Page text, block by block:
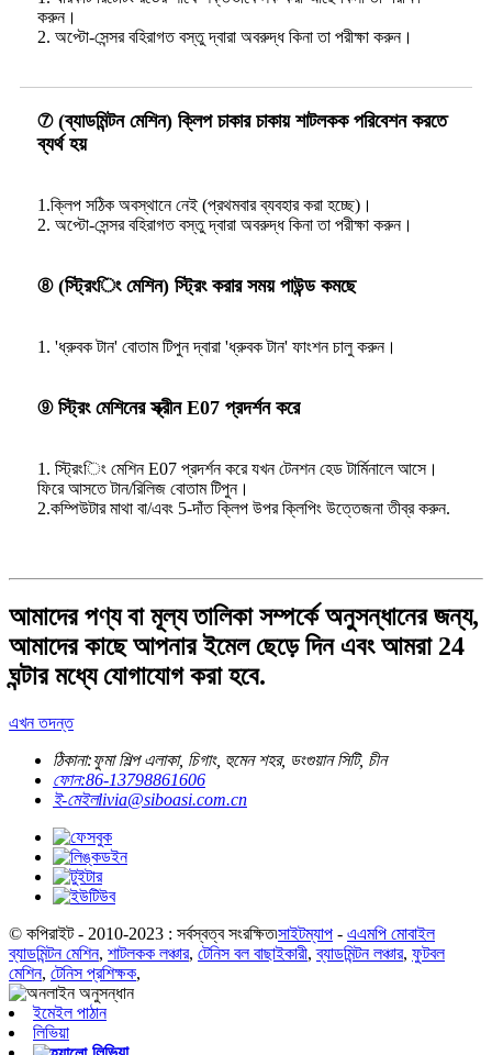
করুন।
2. অপ্টো-সেন্সর বহিরাগত বস্তু দ্বারা অবরুদ্ধ কিনা তা পরীক্ষা করুন।
⑦ (ব্যাডমিন্টন মেশিন) ক্লিপ চাকার চাকায় শাটলকক পরিবেশন করতে
ব্যর্থ হয়
1.ক্লিপ সঠিক অবস্থানে নেই (প্রথমবার ব্যবহার করা হচ্ছে)।
2. অপ্টো-সেন্সর বহিরাগত বস্তু দ্বারা অবরুদ্ধ কিনা তা পরীক্ষা করুন।
⑧ (স্ট্রিংিং মেশিন) স্ট্রিং করার সময় পাউন্ড কমছে
1. 'ধ্রুবক টান' বোতাম টিপুন দ্বারা 'ধ্রুবক টান' ফাংশন চালু করুন।
⑨ স্ট্রিং মেশিনের স্ক্রীন E07 প্রদর্শন করে
1. স্ট্রিংিং মেশিন E07 প্রদর্শন করে যখন টেনশন হেড টার্মিনালে আসে।
ফিরে আসতে টান/রিলিজ বোতাম টিপুন।
2.কম্পিউটার মাথা বা/এবং 5-দাঁত ক্লিপ উপর ক্লিপিং উত্তেজনা তীব্র করুন.
আমাদের পণ্য বা মূল্য তালিকা সম্পর্কে অনুসন্ধানের জন্য,
আমাদের কাছে আপনার ইমেল ছেড়ে দিন এবং আমরা 24
ঘন্টার মধ্যে যোগাযোগ করা হবে.
এখন তদন্ত
ঠিকানা:ফুমা শিল্প এলাকা, চিগাং, হুমেন শহর, ডংগুয়ান সিটি, চীন
ফোন:86-13798861606
ই-মেইলlivia@siboasi.com.cn
© কপিরাইট - 2010-2023 : সর্বস্বত্ব সংরক্ষিত৷সাইটম্যাপ - এএমপি মোবাইল
ব্যাডমিন্টন মেশিন, শাটলকক লঞ্চার, টেনিস বল বাছাইকারী,ব্যাডমিন্টন লঞ্চার, ফুটবল
মেশিন, টেনিস প্রশিক্ষক,
ইমেইল পাঠান
লিভিয়া